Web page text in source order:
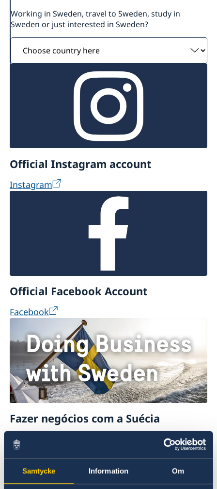
Samtycke Information Om
Working in Sweden, travel to Sweden, study in
Sweden or just interested in Sweden?
Choose
country
here
Official Instagram account
Instagram
Official Facebook Account
Facebook
Fazer negócios com a Suécia
Aqui poderá obter informação abrangente de
como fazer negócios com a Suécia.
Leia mais